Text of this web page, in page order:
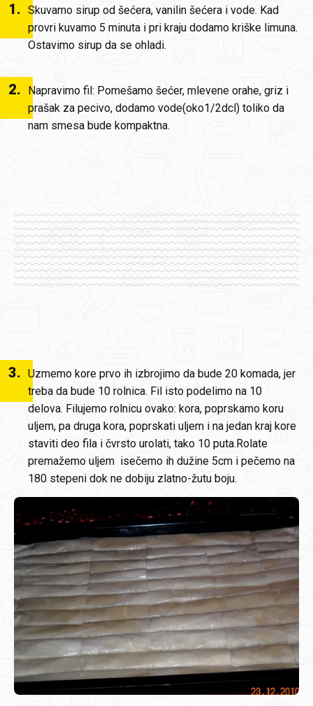
1. Skuvamo sirup od šećera, vanilin šećera i vode. Kad
provri kuvamo 5 minuta i pri kraju dodamo kriške limuna.
Ostavimo sirup da se ohladi.
2.
Napravimo fil: Pomešamo šećer, mlevene orahe, griz i
prašak za pecivo, dodamo vode(oko1/2dcl) toliko da
nam smesa bude kompaktna.
3. Uzmemo kore prvo ih izbrojimo da bude 20 komada, jer
treba da bude 10 rolnica. Fil isto podelimo na 10
delova. Filujemo rolnicu ovako: kora, poprskamo koru
uljem, pa druga kora, poprskati uljem i na jedan kraj kore
staviti deo fila i čvrsto urolati, tako 10 puta.Rolate
premažemo uljem isečemo ih dužine 5cm i pečemo na
180 stepeni dok ne dobiju zlatno-žutu boju.